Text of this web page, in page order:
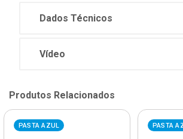
Dados Técnicos
Vídeo
Produtos Relacionados
PASTA AZUL PASTA